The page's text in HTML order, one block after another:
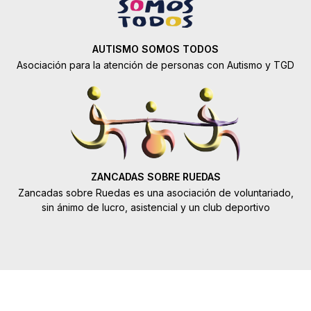
AUTISMO SOMOS TODOS
Asociación para la atención de personas con Autismo y TGD
ZANCADAS SOBRE RUEDAS
Zancadas sobre Ruedas es una asociación de voluntariado,
sin ánimo de lucro, asistencial y un club deportivo